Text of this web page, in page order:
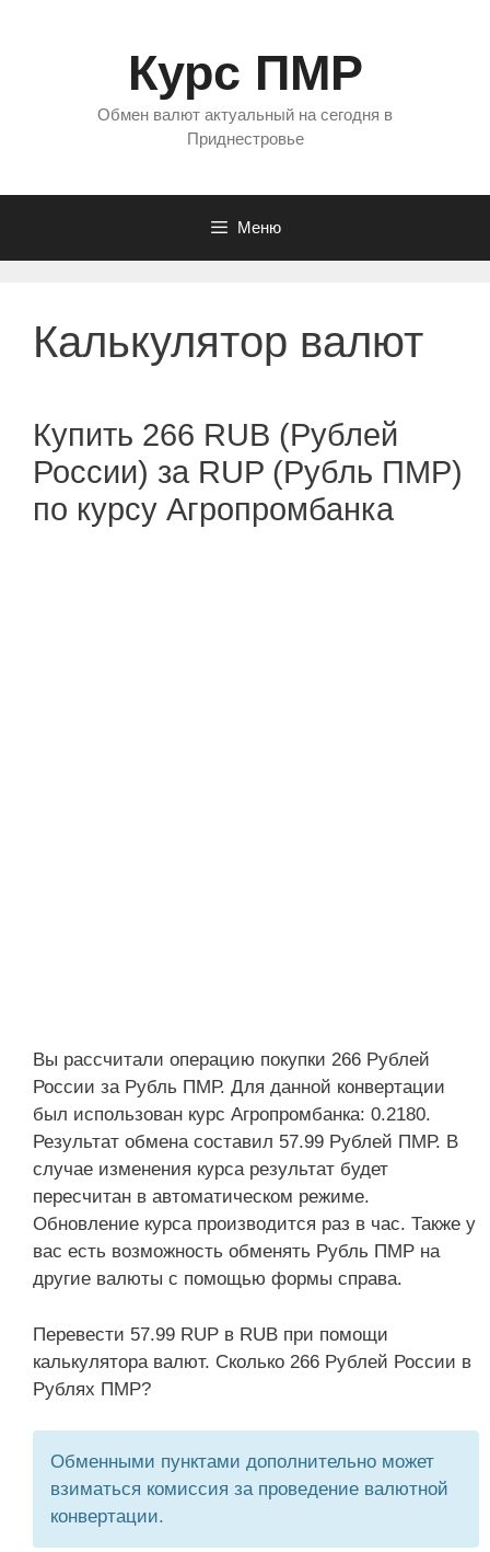
Курс ПМР
Обмен валют актуальный на сегодня в
Приднестровье
Меню
Калькулятор валют
Купить 266 RUB (Рублей
России) за RUP (Рубль ПМР)
по курсу Агропромбанка
Вы рассчитали операцию покупки 266 Рублей
России за Рубль ПМР. Для данной конвертации
был использован курс Агропромбанка: 0.2180.
Результат обмена составил 57.99 Рублей ПМР. В
случае изменения курса результат будет
пересчитан в автоматическом режиме.
Обновление курса производится раз в час. Также у
вас есть возможность обменять Рубль ПМР на
другие валюты с помощью формы справа.
Перевести 57.99 RUP в RUB при помощи
калькулятора валют. Сколько 266 Рублей России в
Рублях ПМР?
Обменными пунктами дополнительно может
взиматься комиссия за проведение валютной
конвертации.